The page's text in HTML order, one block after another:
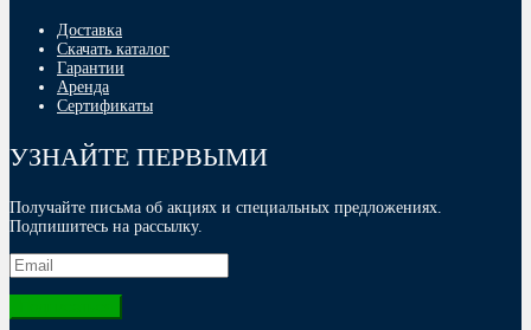
Доставка
Скачать каталог
Гарантии
Аренда
Сертификаты
УЗНАЙТЕ ПЕРВЫМИ
Получайте письма об акциях и специальных предложениях.
Подпишитесь на рассылку.